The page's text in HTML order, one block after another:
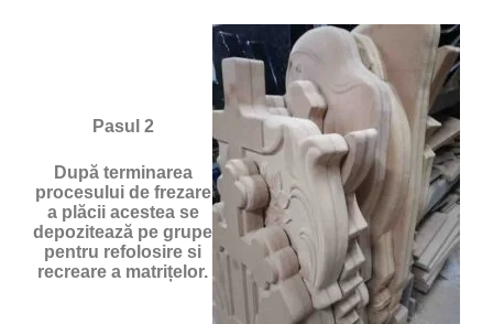
Pasul 2
După terminarea
procesului de frezare
a plăcii acestea se
depozitează pe grupe
pentru refolosire si
recreare a matrițelor.